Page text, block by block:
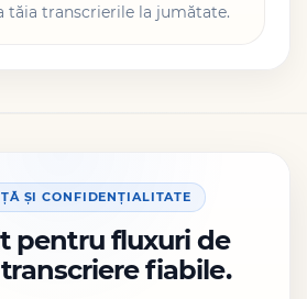
tăia transcrierile la jumătate.
ȘI CONFIDENȚIALITATE
pentru fluxuri de
fiabile.